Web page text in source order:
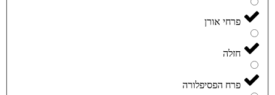
פרחי אורן
חזלה
פרח הפסיפלורה